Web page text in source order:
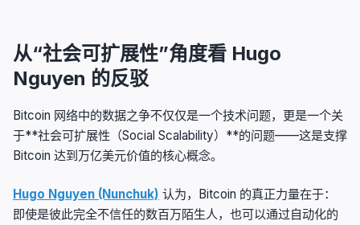
从“社会可扩展性”角度看 Hugo
Nguyen 的反驳
Bitcoin 网络中的数据之争不仅仅是一个技术问题，更是一个关
于**社会可扩展性（Social Scalability）**的问题——这是支撑
Bitcoin 达到万亿美元价值的核心概念。
Hugo Nguyen (Nunchuk) 认为，Bitcoin 的真正力量在于：
即使是彼此完全不信任的数百万陌生人，也可以通过自动化的